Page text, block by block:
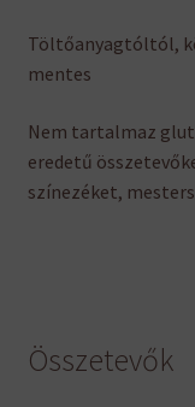
Töltőanyagtóltól,
mentes
Nem tartalmaz
eredetű
színezéket,
Összetevők